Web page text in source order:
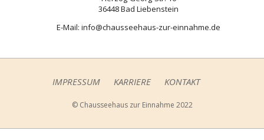
36448 Bad Liebenstein
E-Mail: info@chausseehaus-zur-einnahme.de
IMPRESSUM KARRIERE KONTAKT
© Chausseehaus zur Einnahme 2022